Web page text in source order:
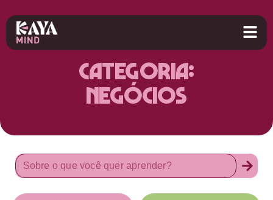
Categoria:
Negócios